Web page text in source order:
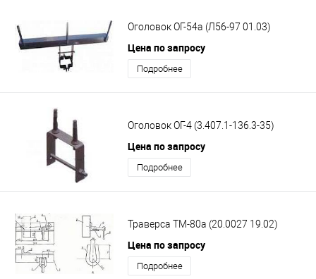
Оголовок ОГ-54а (Л56-97 01.03)
Цена по запросу
Подробнее
Оголовок ОГ-4 (3.407.1-136.3-35)
Цена по запросу
Подробнее
Траверса ТМ-80а (20.0027 19.02)
Цена по запросу
Подробнее